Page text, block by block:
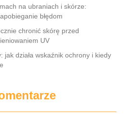
na ubraniach i skórze:
błędom
chronić skórę przed
UV
jak działa wskaźnik ochrony i kiedy